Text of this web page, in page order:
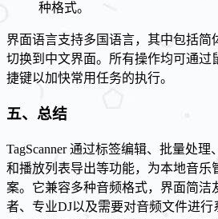
种格式。
界面语言支持多国语言，其中包括简
切换到中文界面。所有操作均可通过
捷键以加快常用任务的执行。
五、总结
TagScanner 通过标签编辑、批量处
和播放列表导出等功能，为本地音乐
案。它兼容多种音频格式，界面简洁
者、专业DJ以及需要对音频文件进